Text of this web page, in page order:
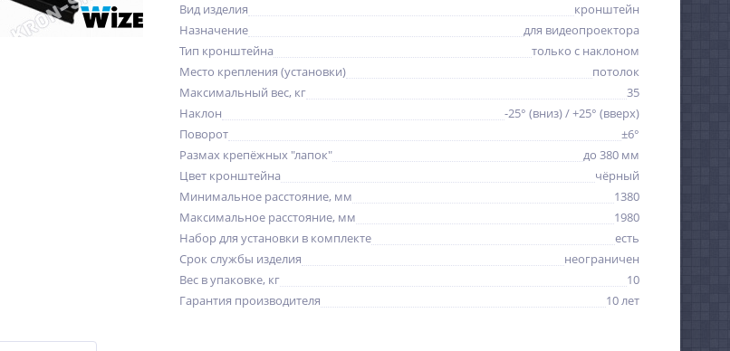
Вид изделия
кронштейн
Назначение
для видеопроектора
Тип кронштейна
только с наклоном
Место крепления (установки)
потолок
Максимальный вес, кг
35
Наклон
-25° (вниз) / +25° (вверх)
Поворот
±6°
Размах крепёжных "лапок"
до 380 мм
Цвет кронштейна
чёрный
Минимальное расстояние, мм
1380
Максимальное расстояние, мм
1980
Набор для установки в комплекте
есть
Срок службы изделия
неограничен
Вес в упаковке, кг
10
Гарантия производителя
10 лет